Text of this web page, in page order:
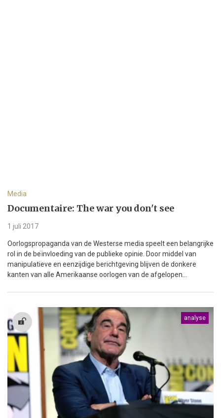
Media
Documentaire: The war you don't see
1 juli 2017
Oorlogspropaganda van de Westerse media speelt een belangrijke
rol in de beïnvloeding van de publieke opinie. Door middel van
manipulatieve en eenzijdige berichtgeving blijven de donkere
kanten van alle Amerikaanse oorlogen van de afgelopen...
analyse